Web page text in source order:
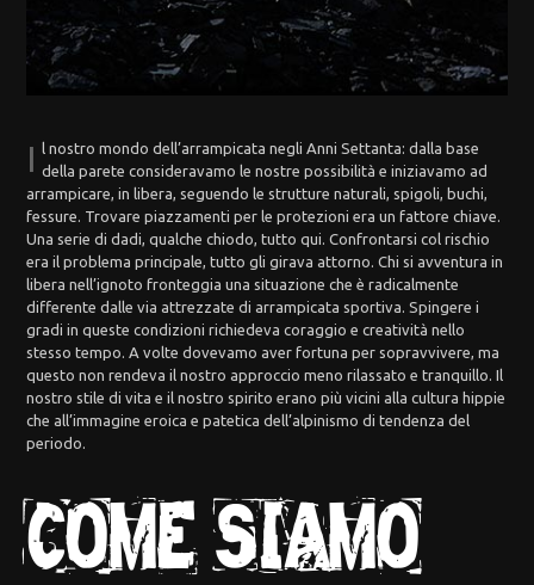
I
l nostro mondo dell’arrampicata negli Anni Settanta: dalla base
della parete consideravamo le nostre possibilità e iniziavamo ad
arrampicare, in libera, seguendo le strutture naturali, spigoli, buchi,
fessure. Trovare piazzamenti per le protezioni era un fattore chiave.
Una serie di dadi, qualche chiodo, tutto qui. Confrontarsi col rischio
era il problema principale, tutto gli girava attorno. Chi si avventura in
libera nell’ignoto fronteggia una situazione che è radicalmente
differente dalle via attrezzate di arrampicata sportiva. Spingere i
gradi in queste condizioni richiedeva coraggio e creatività nello
stesso tempo. A volte dovevamo aver fortuna per sopravvivere, ma
questo non rendeva il nostro approccio meno rilassato e tranquillo. Il
nostro stile di vita e il nostro spirito erano più vicini alla cultura hippie
che all’immagine eroica e patetica dell’alpinismo di tendenza del
periodo.
COME SIAMO